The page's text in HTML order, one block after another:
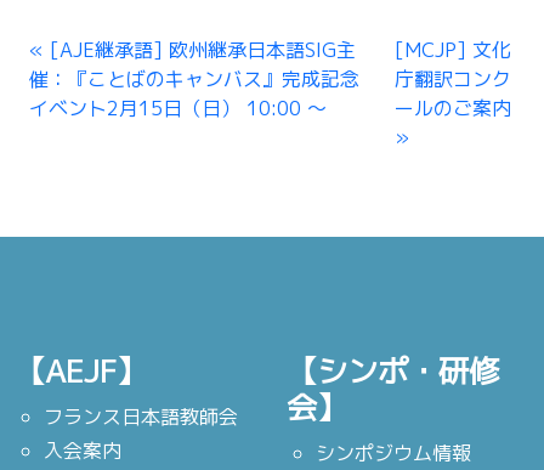
[AJE継承語] 欧州継承日本語SIG主
催：『ことばのキャンバス』完成記念
イベント2月15日（日） 10:00 〜
[MCJP] 文化
庁翻訳コンク
ールのご案内
【AEJF】
フランス日本語教師会
入会案内
【シンポ・研修
会】
シンポジウム情報